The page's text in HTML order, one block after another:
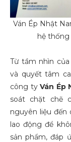
Ván Ép Nhật
hệ thống
Từ tầm nhìn
và quyết tâm
công ty Ván Ép
soát chặt chẽ
nguyên liệu đến
lao động để
sản phẩm, đáp